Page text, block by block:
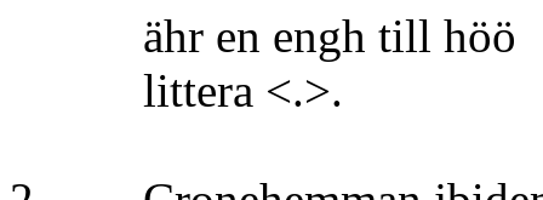
ähr en engh till
littera <.>.